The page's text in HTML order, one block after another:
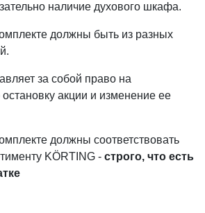
наличие духового шкафа.
должны быть из разных
за собой право на
акции и изменение ее
должны соответствовать
KÖRTING - строго, что есть